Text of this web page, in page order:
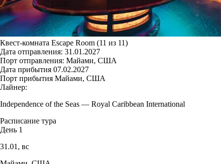
Квест-комната Escape Room (11 из 11)
Дата отправления: 31.01.2027
Порт отправления: Майами, США
Дата прибытия 07.02.2027
Порт прибытия Майами, США
Лайнер:
Independence of the Seas — Royal Caribbean International
Расписание тура
День 1
31.01, вс